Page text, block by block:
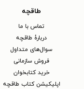
طاقچه
تماس با ما
دربارهٔ طاقچه
سوال‌های متداول
فروش سازمانی
خرید کتابخوان
اپلیکیشن کتاب طاقچه